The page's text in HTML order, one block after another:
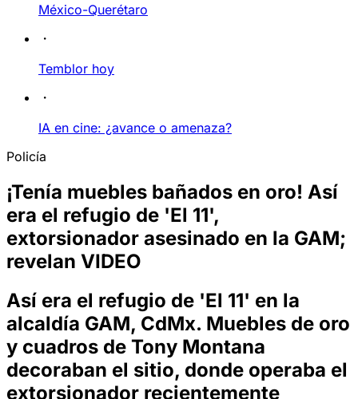
México-Querétaro
Temblor hoy
IA en cine: ¿avance o amenaza?
Policía
¡Tenía muebles bañados en oro! Así
era el refugio de 'El 11',
extorsionador asesinado en la GAM;
revelan VIDEO
Así era el refugio de 'El 11' en la
alcaldía GAM, CdMx. Muebles de oro
y cuadros de Tony Montana
decoraban el sitio, donde operaba el
extorsionador recientemente